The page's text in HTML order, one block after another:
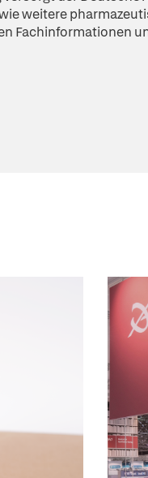
weitere
Fachinformationen